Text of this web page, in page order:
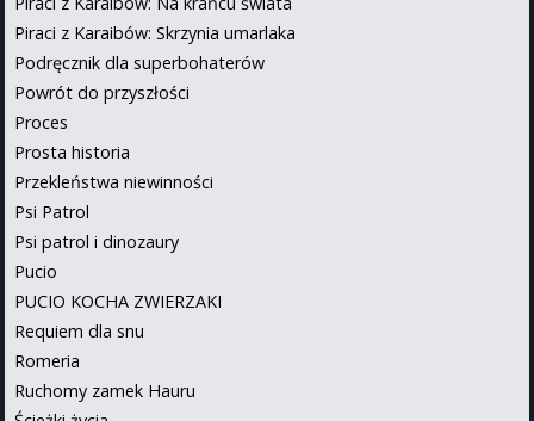
Piraci z Karaibów: Skrzynia umarlaka
Podręcznik dla superbohaterów
Powrót do przyszłości
Proces
Prosta historia
Przekleństwa niewinności
Psi Patrol
Psi patrol i dinozaury
Pucio
PUCIO KOCHA ZWIERZAKI
Requiem dla snu
Romeria
Ruchomy zamek Hauru